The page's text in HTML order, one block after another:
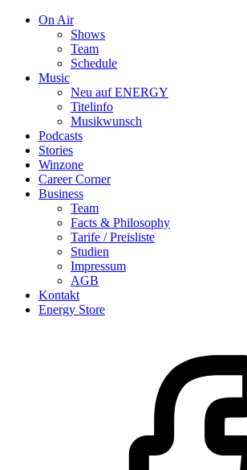
On Air
Shows
Team
Schedule
Music
Neu auf ENERGY
Titelinfo
Musikwunsch
Podcasts
Stories
Winzone
Career Corner
Business
Team
Facts & Philosophy
Tarife / Preisliste
Studien
Impressum
AGB
Kontakt
Energy Store